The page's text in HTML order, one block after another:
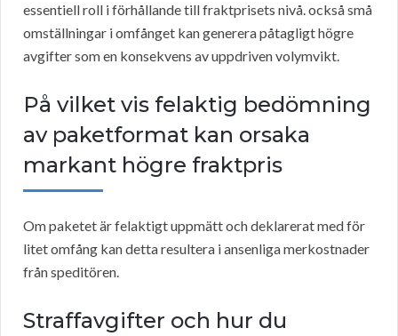
essentiell roll i förhållande till fraktprisets nivå. också små
omställningar i omfånget kan generera påtagligt högre
avgifter som en konsekvens av uppdriven volymvikt.
På vilket vis felaktig bedömning
av paketformat kan orsaka
markant högre fraktpris
Om paketet är felaktigt uppmätt och deklarerat med för
litet omfång kan detta resultera i ansenliga merkostnader
från speditören.
Straffavgifter och hur du